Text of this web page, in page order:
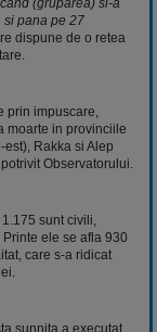
si pana pe 27
dispune de o retea
prin impuscare,
moarte in provinciile
Rakka si Alep
Observatorului.
sunt civili,
ele se afla 930
care s-a ridicat
sunnita a executat